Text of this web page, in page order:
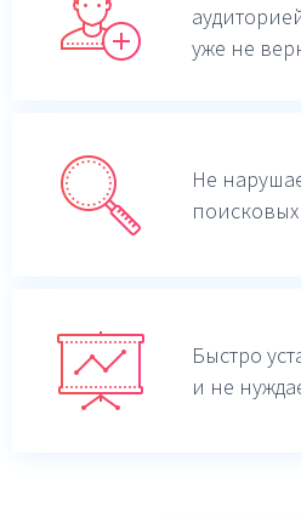
уже не
Не
Быстро
и не